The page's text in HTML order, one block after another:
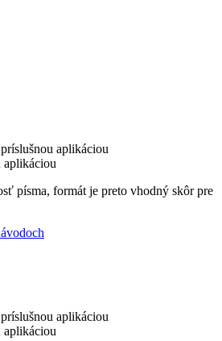
aplikáciou
aplikáciou
písma, formát je preto vhodný skôr pre
aplikáciou
aplikáciou